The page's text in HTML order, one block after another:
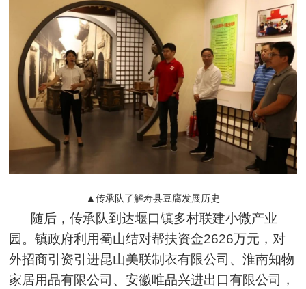
▲传承队了解寿县豆腐发展历史
随后，传承队到达堰口镇多村联建小微产业
园。镇政府利用蜀山结对帮扶资金2626万元，对
外招商引资引进昆山美联制衣有限公司、淮南知物
家居用品有限公司、安徽唯品兴进出口有限公司，